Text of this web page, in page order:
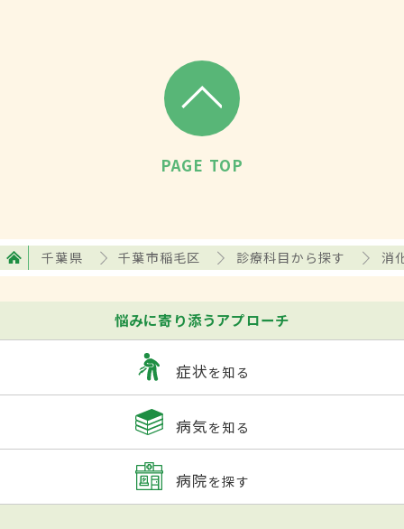
PAGE TOP
千葉県 千葉市稲毛区 診療科目から探す 消
悩みに寄り添うアプローチ
症状を知る
病気を知る
病院を探す